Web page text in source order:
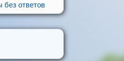
без ответов